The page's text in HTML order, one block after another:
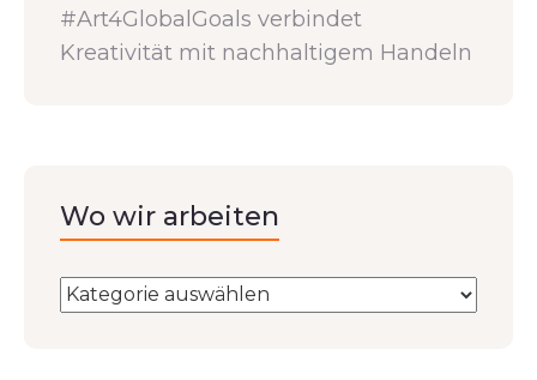
#Art4GlobalGoals verbindet
Kreativität mit nachhaltigem Handeln
Wo wir arbeiten